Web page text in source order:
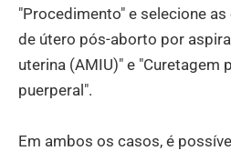
"Procedimento" e selecione
de útero pós-aborto por
uterina (AMIU)" e "Curetagem
puerperal".
Em ambos os casos, é